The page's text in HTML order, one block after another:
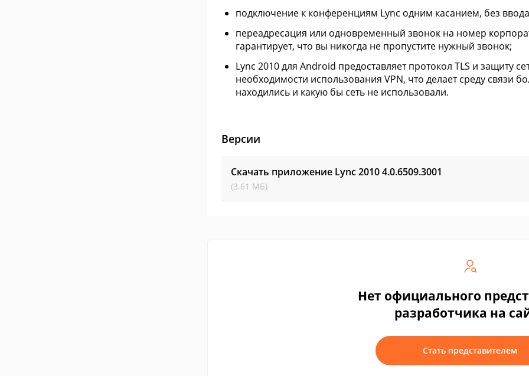
подключение к конференциям Lync одним касанием, без
переадресация или одновременный звонок на номер
гарантирует, что вы никогда не пропустите нужный звонок;
Lync 2010 для Android предоставляет протокол TLS и защиту
необходимости использования VPN, что делает среду связи
находились и какую бы сеть не использовали.
Версии
Скачать приложение Lync 20104.0.6509.3001
(3.61 МБ)
Нет официального
разработчика на
Стать представителем